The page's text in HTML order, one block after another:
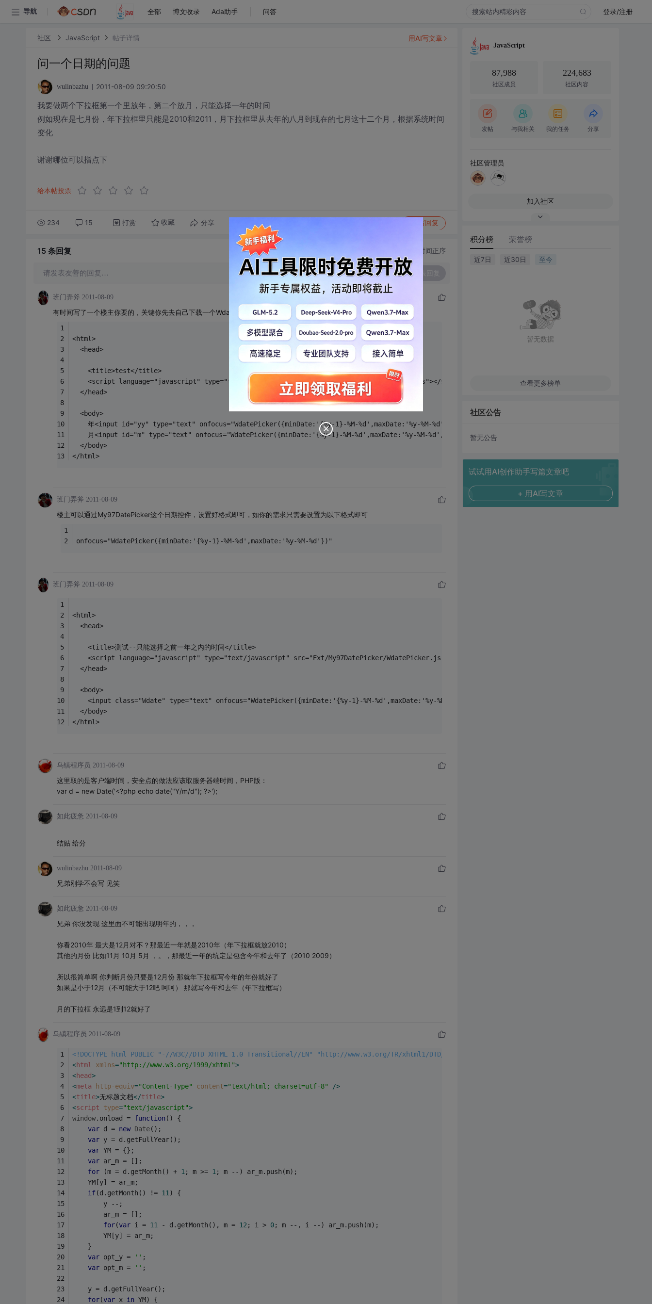
导航 全部 博文收录 Ada助手 问答 登录/注册
社区 JavaScript 帖子详情
问一个日期的问题
wulinbazhu 2011-08-09 09:20:50
我要做两个下拉框第一个里放年，第二个放月，只能选择一年的时间
例如现在是七月份，年下拉框里只能是2010和2011，月下拉框里从去年的八月到现在的七月这十二个月，根据系统时间
变化
谢谢哪位可以指点下
给本帖投票
234 15 打赏 收藏 分享 转发到动态 写回复
用AI写文章
15 条回复 切换为时间正序
请发表友善的回复… 发表回复
班门弄斧 2011-08-09
有时间写了一个楼主你要的，关键你先去自己下载一个WdatePicker日期控件
<html>
  <head>
    <title>test</title>
    <script language="javascript" type="text/javascript" src="My97DatePicker/WdatePicker.js"></script>
  </head>
  <body>
    年<input id="yy" type="text" onfocus="WdatePicker({minDate:'{%y-1}-%M-%d',maxDate:'%y-%M-%d',dateFmt:'yyyy'})"/>--
    月<input id="m" type="text" onfocus="WdatePicker({minDate:'{%y-1}-%M-%d',maxDate:'%y-%M-%d',dateFmt:'M'})"/>
  </body>
</html>
班门弄斧 2011-08-09
楼主可以通过My97DatePicker这个日期控件，设置好格式即可，如你的需求只需要设置为以下格式即可
onfocus="WdatePicker({minDate:'{%y-1}-%M-%d',maxDate:'%y-%M-%d'})"
班门弄斧 2011-08-09
<html>
  <head>
    <title>测试--只能选择之前一年之内的时间</title>
    <script language="javascript" type="text/javascript" src="Ext/My97DatePicker/WdatePicker.js"></script>
  </head>
  <body>
    <input class="Wdate" type="text" onfocus="WdatePicker({minDate:'{%y-1}-%M-%d',maxDate:'%y-%M-%d'})"/>
  </body>
</html>
乌镇程序员 2011-08-09
这里取的是客户端时间，安全点的做法应该取服务器端时间，PHP版：
var d = new Date('<?php echo date("Y/m/d"); ?>');
如此疲惫 2011-08-09
结贴 给分
wulinbazhu 2011-08-09
兄弟刚学不会写 见笑
如此疲惫 2011-08-09
兄弟 你没发现 这里面不可能出现明年的，，，
你看2010年 最大是12月对不？那最近一年就是2010年（年下拉框就放2010）
其他的月份 比如11月 10月 5月 ，。，那最近一年的坑定是包含今年和去年了（2010 2009）
所以很简单啊 你判断月份只要是12月份 那就年下拉框写今年的年份就好了
如果是小于12月（不可能大于12吧 呵呵） 那就写今年和去年（年下拉框写）
月的下拉框 永远是1到12就好了
乌镇程序员 2011-08-09
<!DOCTYPE html PUBLIC "-//W3C//DTD XHTML 1.0 Transitional//EN" "http://www.w3.org/TR/xhtml1/DTD/xhtml1-transitional.dtd">
<html xmlns="http://www.w3.org/1999/xhtml">
<head>
<meta http-equiv="Content-Type" content="text/html; charset=utf-8" />
<title>无标题文档</title>
<script type="text/javascript">
window.onload = function( ) {
var d = new Date();
var y = d.getFullYear();
var YM = {};
var ar_m = [];
for (m = d.getMonth() + 1 ; m >= 1 ; m --) ar_m.push(m);
	YM[y] = ar_m;
if(d.getMonth() != 11 ) {
		y --;
		ar_m = [];
for(var i = 11 - d.getMonth(), m = 12 ; i > 0; m --, i --) ar_m.push(m);
		YM[y] = ar_m;
	}
var opt_y = '' ;
var opt_m = '' ;
	y = d.getFullYear();
for(var x in YM) {
JavaScript
87,988
社区成员
224,683
社区内容
发帖 与我相关 我的任务 分享
社区管理员
加入社区
积分榜 荣誉榜
近7日 近30日 至今
暂无数据
查看更多榜单
社区公告
暂无公告
试试用AI创作助手写篇文章吧
+ 用AI写文章